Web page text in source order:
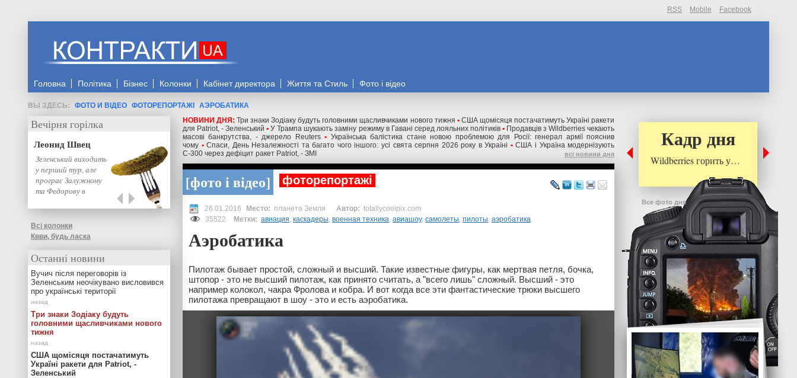
RSS Mobile Facebook
Головна Політика Бізнес Колонки Кабінет директора Життя та Стиль Фото і відео
ФОТО И ВІДЕО ФОТОРЕПОРТАЖІ
АЭРОБАТИКА
НОВИНИ ДНЯ:Три знаки Зодіаку будуть головними щасливчиками нового тижня • США щомісяця постачатимуть Україні ракети
для Patriot, - Зеленський • У Трампа шукають заміну режиму в Гавані серед лояльних політиків • Продавців з Wildberries чекають
масові банкрутства, - джерело Reuters • Українська балістика стане новою проблемою для Росії: генерал армії пояснив
чому • Спаси, День Незалежності та багато чого іншого: усі свята серпня 2026 року в Україні • США і Україна модернізують
С-300 через дефіцит ракет Patriot, - ЗМІ
всі новини дня
фото і відео фоторепортажі
26.01.2016 планета Земля
totallycoolpix.com
35522
Метки: авиация, каскадеры, военная техника, авиашоу, самолеты, пилоты, аэробатика.
Аэробатика
Пилотаж бывает простой, сложный и высший. Такие известные фигуры, как мертвая петля, бочка,
штопор - это не высший пилотаж, как принято считать, а "всего лишь" сложный. Высший - это
например колокол, чакра Фролова и кобра. И вот когда все эти фантастические трюки высшего
пилотажа превращают в шоу - это и есть аэробатика.
Вечірня горілка
Леонид Швец
Зеленський виходить
у перший тур, але
програє Залужному
та Федорову в
Всі колонки
Квви, будь ласка
Останні новини
Вучич після переговорів із
Зеленським неочікувано висловився
про українські території
Три знаки Зодіаку будуть
головними щасливчиками нового
тижня
США щомісяця постачатимуть
Україні ракети для Patriot, -
Зеленський
Кадр дня
Wildberries горить у…
Все фото дня